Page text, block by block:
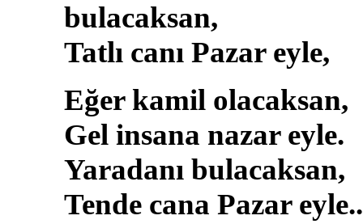
bulacaksan,
Tatlı canı Pazar eyle,
Eğer kamil olacaksan,
Gel insana nazar eyle.
Yaradanı bulacaksan,
Tende cana Pazar eyle..